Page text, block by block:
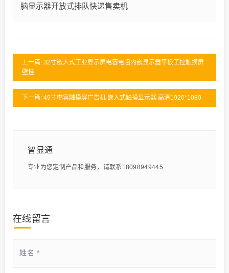
脑显示器开放式排队快递售卖机
上一篇: 32寸嵌入式工业显示屏电容电阻内嵌显示器平板工控触摸屏
壁挂
下一篇: 49寸电容触摸屏广告机 嵌入式触摸显示器 高清1920*1080
智显通
专业为您定制产品和服务，请联系18098949445
在线留言